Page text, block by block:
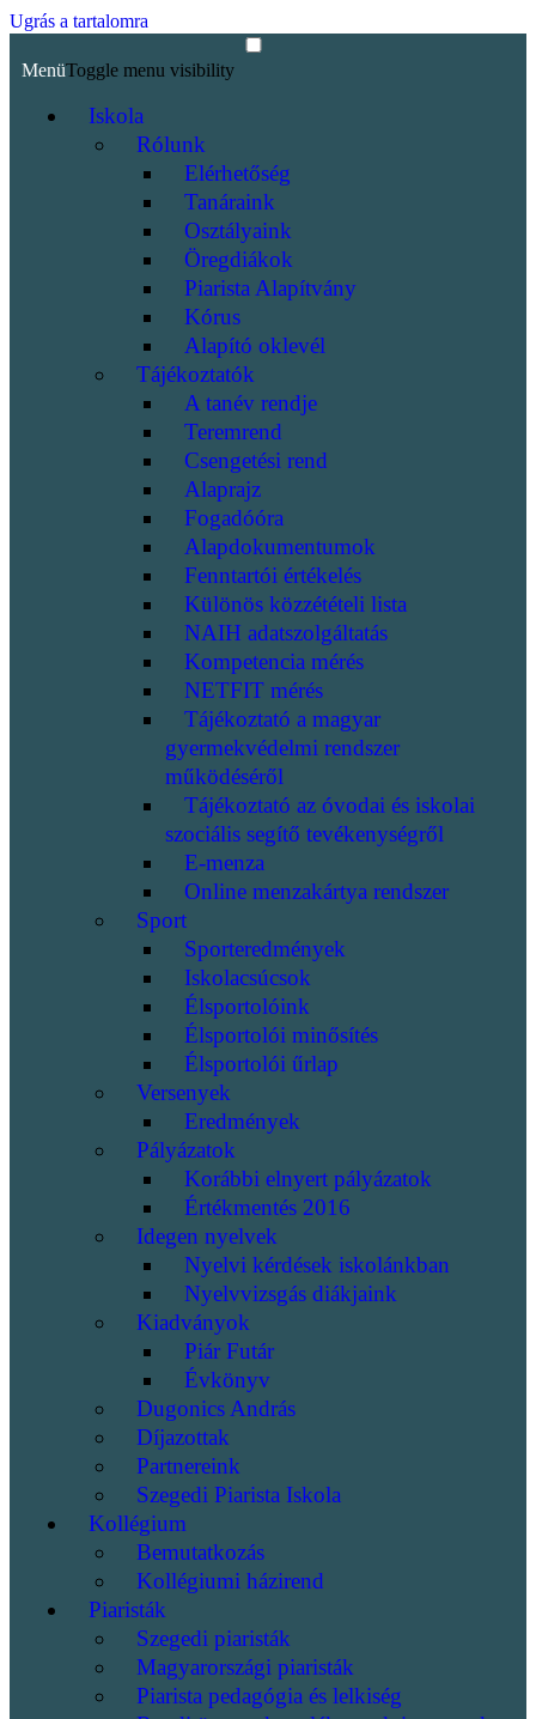
Ugrás a tartalomra
MenüToggle menu visibility
Iskola
Rólunk
Elérhetőség
Tanáraink
Osztályaink
Öregdiákok
Piarista Alapítvány
Kórus
Alapító oklevél
Tájékoztatók
A tanév rendje
Teremrend
Csengetési rend
Alaprajz
Fogadóóra
Alapdokumentumok
Fenntartói értékelés
Különös közzétételi lista
NAIH adatszolgáltatás
Kompetencia mérés
NETFIT mérés
Tájékoztató a magyar
gyermekvédelmi rendszer
működéséről
Tájékoztató az óvodai és iskolai
szociális segítő tevékenységről
E-menza
Online menzakártya rendszer
Sport
Sporteredmények
Iskolacsúcsok
Élsportolóink
Élsportolói minősítés
Élsportolói űrlap
Versenyek
Eredmények
Pályázatok
Korábbi elnyert pályázatok
Értékmentés 2016
Idegen nyelvek
Nyelvi kérdések iskolánkban
Nyelvvizsgás diákjaink
Kiadványok
Piár Futár
Évkönyv
Dugonics András
Díjazottak
Partnereink
Szegedi Piarista Iskola
Kollégium
Bemutatkozás
Kollégiumi házirend
Piaristák
Szegedi piaristák
Magyarországi piaristák
Piarista pedagógia és lelkiség